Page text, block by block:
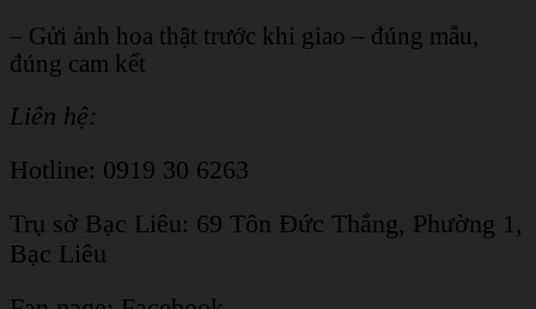
– Gửi ảnh hoa thật trước khi giao – đúng mẫu,
đúng cam kết
Liên hệ:
Hotline: 0919 30 6263
Trụ sở Bạc Liêu: 69 Tôn Đức Thắng, Phường 1,
Bạc Liêu